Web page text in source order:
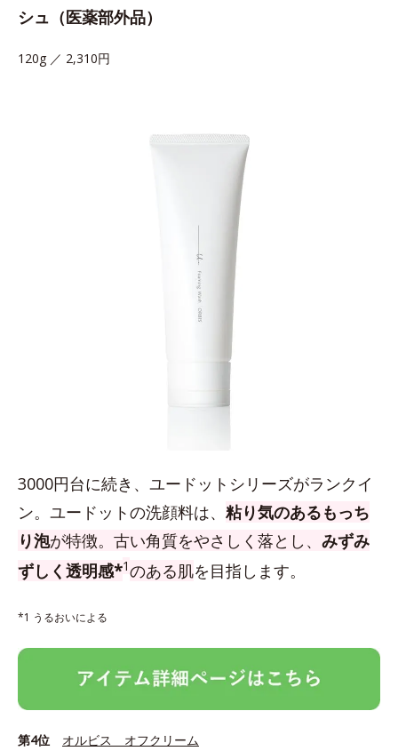
シュ（医薬部外品）
120g ／ 2,310円
3000円台に続き、ユードットシリーズがランクイ
ン。ユードットの洗顔料は、 粘り気のあるもっち
り泡が特徴。古い角質をやさしく落とし、 みずみ
ずしく透明感*1のある肌を目指します。
*1 うるおいによる
第4位 オルビス オフクリーム